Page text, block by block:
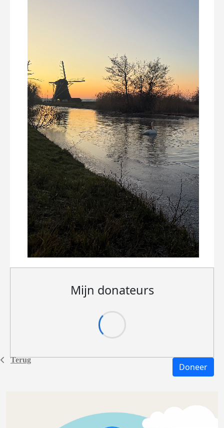
Terug
Mijn donateurs
Doneer